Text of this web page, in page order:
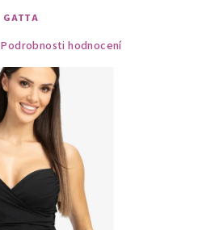
GATTA
Podrobnosti hodnocení